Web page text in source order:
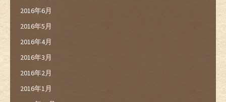
2016年6月
2016年5月
2016年4月
2016年3月
2016年2月
2016年1月